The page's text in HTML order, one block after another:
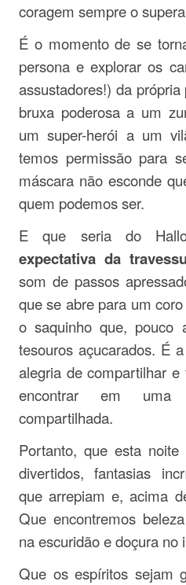
coragem sempre o
É o momento de se
persona e explorar os
assustadores!) da
bruxa poderosa a um
um super-herói a um
temos permissão para
máscara não esconde
quem podemos ser.
E que seria do
expectativa da
som de passos
que se abre para um
o saquinho que, pouco
tesouros açucarados. É
alegria de compartilhar
encontrar em
compartilhada.
Portanto, que esta
divertidos, fantasias
que arrepiam e, acima
Que encontremos
na escuridão e doçura no
Que os espíritos sejam